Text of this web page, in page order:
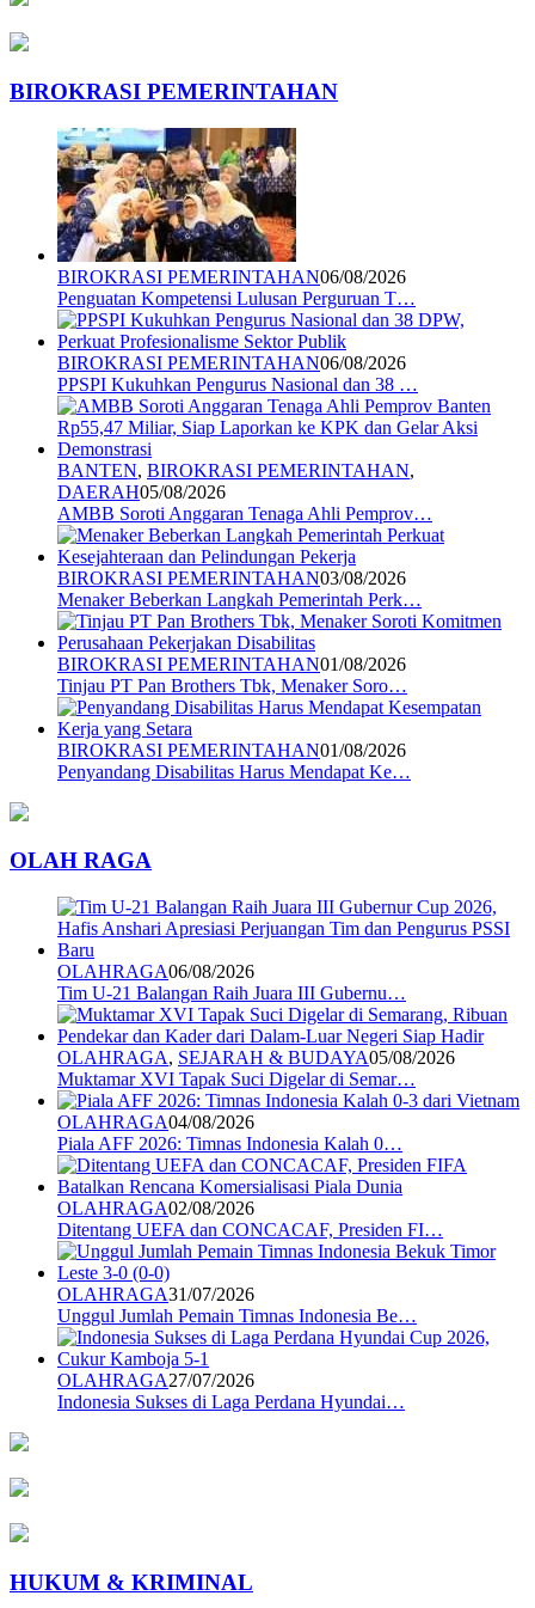
BIROKRASI PEMERINTAHAN
BIROKRASI PEMERINTAHAN06/08/2026
Penguatan Kompetensi Lulusan Perguruan T…
BIROKRASI PEMERINTAHAN06/08/2026
PPSPI Kukuhkan Pengurus Nasional dan 38 …
BANTEN, BIROKRASI PEMERINTAHAN,
DAERAH05/08/2026
AMBB Soroti Anggaran Tenaga Ahli Pemprov…
BIROKRASI PEMERINTAHAN03/08/2026
Menaker Beberkan Langkah Pemerintah Perk…
BIROKRASI PEMERINTAHAN01/08/2026
Tinjau PT Pan Brothers Tbk, Menaker Soro…
BIROKRASI PEMERINTAHAN01/08/2026
Penyandang Disabilitas Harus Mendapat Ke…
OLAH RAGA
OLAHRAGA06/08/2026
Tim U-21 Balangan Raih Juara III Gubernu…
OLAHRAGA, SEJARAH & BUDAYA05/08/2026
Muktamar XVI Tapak Suci Digelar di Semar…
OLAHRAGA04/08/2026
Piala AFF 2026: Timnas Indonesia Kalah 0…
OLAHRAGA02/08/2026
Ditentang UEFA dan CONCACAF, Presiden FI…
OLAHRAGA31/07/2026
Unggul Jumlah Pemain Timnas Indonesia Be…
OLAHRAGA27/07/2026
Indonesia Sukses di Laga Perdana Hyundai…
HUKUM & KRIMINAL